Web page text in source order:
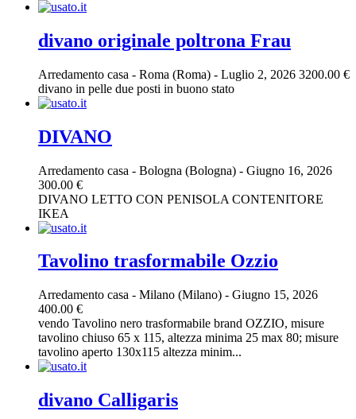
divano originale poltrona Frau
Arredamento casa - Roma (Roma) - Luglio 2, 2026 3200.00 €
divano in pelle due posti in buono stato
DIVANO
Arredamento casa - Bologna (Bologna) - Giugno 16, 2026
300.00 €
DIVANO LETTO CON PENISOLA CONTENITORE
IKEA
Tavolino trasformabile Ozzio
Arredamento casa - Milano (Milano) - Giugno 15, 2026
400.00 €
vendo Tavolino nero trasformabile brand OZZIO, misure
tavolino chiuso 65 x 115, altezza minima 25 max 80; misure
tavolino aperto 130x115 altezza minim...
divano Calligaris